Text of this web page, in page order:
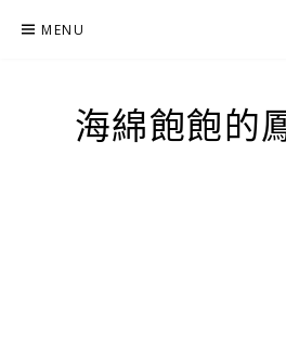
MENU
海綿飽飽的